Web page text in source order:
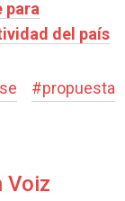
para
del país
#propuesta
Voiz